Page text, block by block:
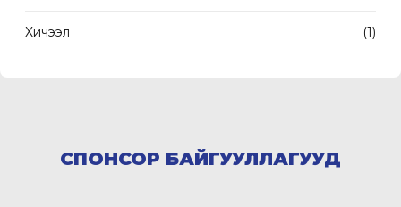
Хичээл (1)
СПОНСОР БАЙГУУЛЛАГУУД